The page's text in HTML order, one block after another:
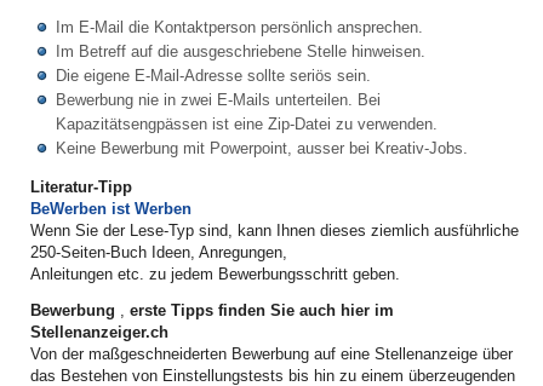
Im E-Mail die Kontaktperson persönlich ansprechen.
Im Betreff auf die ausgeschriebene Stelle hinweisen.
Die eigene E-Mail-Adresse sollte seriös sein.
Bewerbung nie in zwei E-Mails unterteilen. Bei
Kapazitätsengpässen ist eine Zip-Datei zu verwenden.
Keine Bewerbung mit Powerpoint, ausser bei Kreativ-Jobs.
Literatur-Tipp
BeWerben ist Werben
Wenn Sie der Lese-Typ sind, kann Ihnen dieses ziemlich ausführliche
250-Seiten-Buch Ideen, Anregungen,
Anleitungen etc. zu jedem Bewerbungsschritt geben.
Bewerbung , erste Tipps finden Sie auch hier im
Stellenanzeiger.ch
Von der maßgeschneiderten Bewerbung auf eine Stellenanzeige über
das Bestehen von Einstellungstests bis hin zu einem überzeugenden